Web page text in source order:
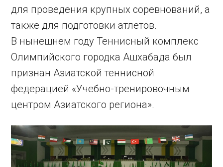
для проведения крупных соревнований, а
также для подготовки атлетов.
В нынешнем году Теннисный комплекс
Олимпийского городка Ашхабада был
признан Азиатской теннисной
федерацией «Учебно-тренировочным
центром Азиатского региона».